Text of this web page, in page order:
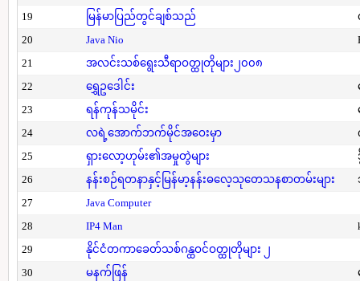
19
မြန်မာပြည်တွင်ချစ်သည်
20
Java Nio
21
အလင်းသစ်ရွေးသီရာဝတ္ထုတိုများ၂၀၀၈
22
ရွှေဥဒေါင်း
23
ရန်ကုန်သမိုင်း
24
လရဲ့အောက်ဘက်မိုင်အဝေးမှာ
25
ရှားလော့ဟုမ်း၏အမှုတွဲများ
26
နန်းစဉ်ရတနာနှင့်မြန်မာ့နန်းဓလေ့သုတေသနစာတမ်းများ
27
Java Computer
28
IP4 Man
29
နိုင်ငံတကာခေတ်သစ်ဂန္ထဝင်ဝတ္ထုတိုများ ၂
30
မနက်ဖြန်